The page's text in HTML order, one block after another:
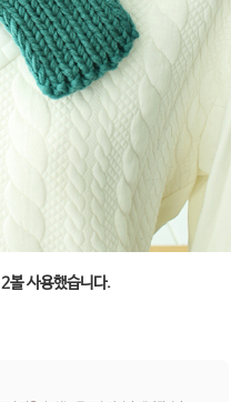
2볼 사용했습니다.